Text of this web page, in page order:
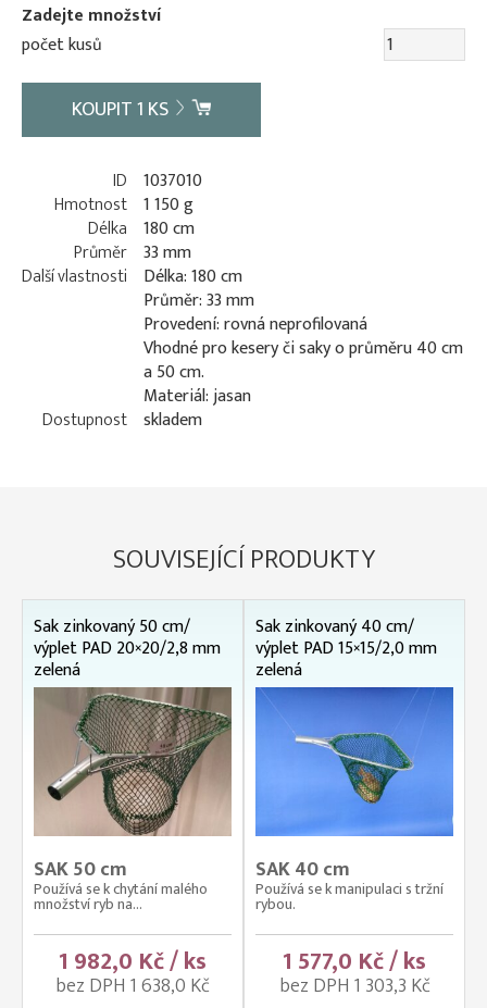
Zadejte množství
počet kusů
KOUPIT1 KS
ID 1037010
Hmotnost 1 150 g
Délka 180 cm
Průměr 33 mm
Další vlastnosti
Délka: 180 cm
Průměr: 33 mm
Provedení: rovná neprofilovaná
Vhodné pro kesery či saky o průměru 40 cm
a 50 cm.
Materiál: jasan
Dostupnost skladem
SOUVISEJÍCÍ PRODUKTY
Sak zinkovaný 50 cm/
výplet PAD 20×20/2,8 mm
zelená
SAK 50 cm
Používá se k chytání malého
množství ryb na...
1 982,0 Kč / ks
bez DPH 1 638,0 Kč
Sak zinkovaný 40 cm/
výplet PAD 15×15/2,0 mm
zelená
SAK 40 cm
Používá se k manipulaci s tržní
rybou.
1 577,0 Kč / ks
bez DPH 1 303,3 Kč